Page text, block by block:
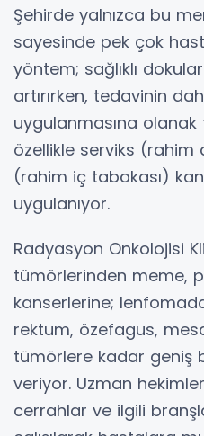
Şehirde yalnızca bu
sayesinde pek çok
yöntem; sağlıklı
artırırken, tedavinin
uygulanmasına olanak
özellikle serviks (rahim
(rahim iç tabakası)
uygulanıyor.
Radyasyon Onkolojisi
tümörlerinden meme,
kanserlerine;
rektum, özefagus,
tümörlere kadar geniş
veriyor. Uzman
cerrahlar ve ilgili